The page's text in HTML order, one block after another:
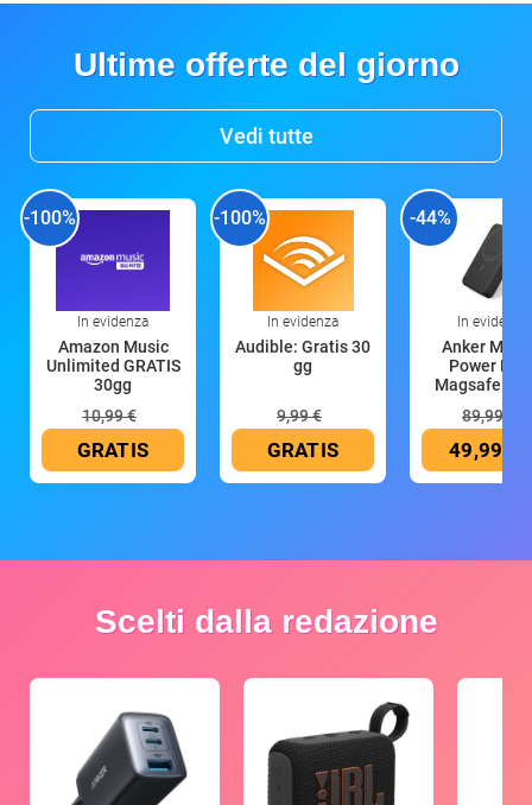
Ultime offerte del giorno
Vedi tutte
-100%
In evidenza
Amazon Music
Unlimited GRATIS
30gg
10,99 €
GRATIS
-100%
In evidenza
Audible: Gratis 30
gg
9,99 €
GRATIS
-44%
In evidenza
Anker
Power
Magsafe
89,99 €
49,99 €
Scelti dalla redazione